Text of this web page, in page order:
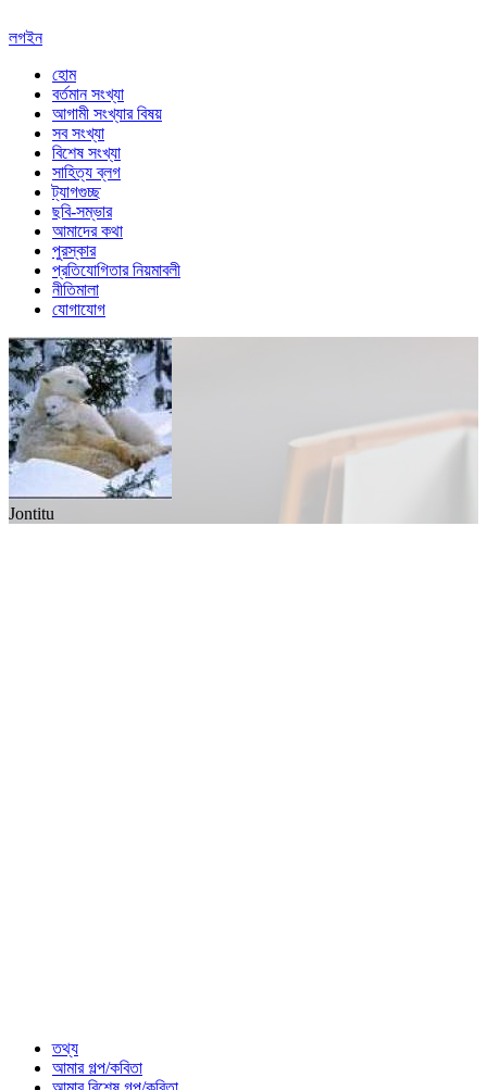
লগইন
হোম
বর্তমান সংখ্যা
আগামী সংখ্যার বিষয়
সব সংখ্যা
বিশেষ সংখ্যা
সাহিত্য ব্লগ
ট্যাগগুচ্ছ
ছবি-সম্ভার
আমাদের কথা
পুরস্কার
প্রতিযোগিতার নিয়মাবলী
নীতিমালা
যোগাযোগ
Jontitu
তথ্য
আমার গল্প/কবিতা